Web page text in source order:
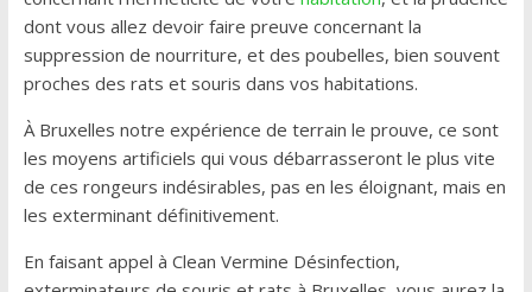
dont vous allez devoir faire preuve concernant la
suppression de nourriture, et des poubelles, bien souvent
proches des rats et souris dans vos habitations.
À Bruxelles notre expérience de terrain le prouve, ce sont
les moyens artificiels qui vous débarrasseront le plus vite
de ces rongeurs indésirables, pas en les éloignant, mais en
les exterminant définitivement.
En faisant appel à Clean Vermine Désinfection,